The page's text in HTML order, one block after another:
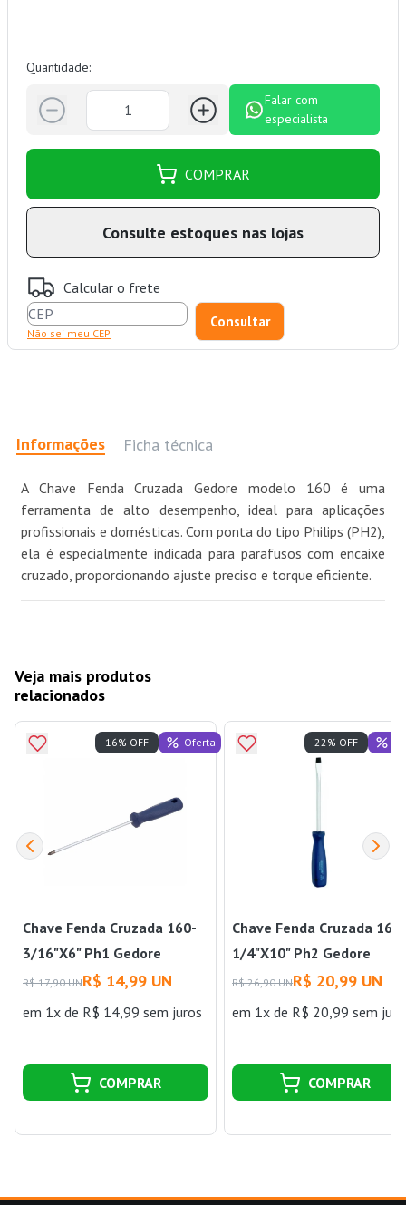
Quantidade:
Falar com
especialista
COMPRAR
Consulte estoques nas lojas
Calcular o frete
Não sei meu CEP
Informações Ficha técnica
A Chave Fenda Cruzada Gedore modelo 160 é uma
ferramenta de alto desempenho, ideal para aplicações
profissionais e domésticas. Com ponta do tipo Philips (PH2),
ela é especialmente indicada para parafusos com encaixe
cruzado, proporcionando ajuste preciso e torque eficiente.
Veja mais produtos
relacionados
Chave Fenda Cruzada 160-
3/16"X6" Ph1 Gedore
R$ 17,90 UNR$ 14,99 UN
em 1x de R$ 14,99 sem juros
16% OFF Oferta
COMPRAR
Chave Fenda Cruzada 160-
1/4"X10" Ph2 Gedore
R$ 26,90 UNR$ 20,99 UN
em 1x de R$ 20,99 sem
22% OFF
COMPRAR